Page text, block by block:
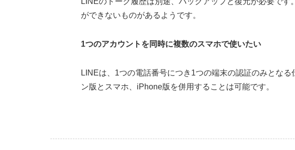
ができないものがあるようです。
1つのアカウントを同時に複数のスマホで使いたい
LINEは、1つの電話番号につき1つの端末の認証のみとな
ン版とスマホ、iPhone版を併用することは可能です。